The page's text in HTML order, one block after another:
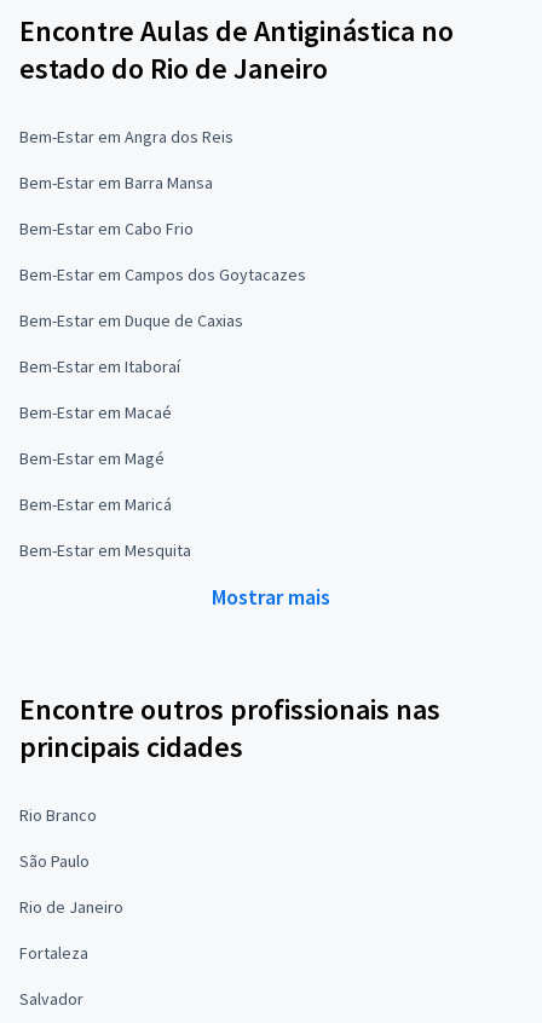
Encontre Aulas de Antiginástica no
estado do Rio de Janeiro
Bem-Estar em Angra dos Reis
Bem-Estar em Barra Mansa
Bem-Estar em Cabo Frio
Bem-Estar em Campos dos Goytacazes
Bem-Estar em Duque de Caxias
Bem-Estar em Itaboraí
Bem-Estar em Macaé
Bem-Estar em Magé
Bem-Estar em Maricá
Bem-Estar em Mesquita
Mostrar mais
Encontre outros profissionais nas
principais cidades
Rio Branco
São Paulo
Rio de Janeiro
Fortaleza
Salvador